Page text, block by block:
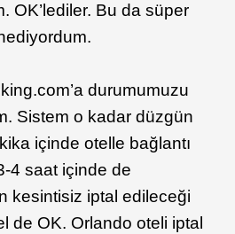
OK’lediler. Bu da süper
durumumuzu
Sistem o kadar düzgün
içinde otelle bağlantı
4 saat içinde de
kesintisiz iptal edileceği
de OK. Orlando oteli iptal